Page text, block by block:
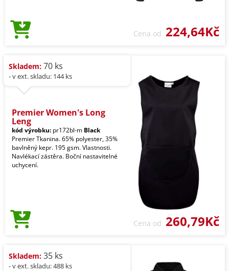
Cena od 224,64Kč
Skladem: 70 ks
- v ext. skladu: 144 ks
Premier Women's Long
Leng
kód výrobku: pr172bl-m Black
Premier Tkanina. 65% polyester, 35%
bavlněný kepr. 195 gsm. Vlastnosti.
Navlékací zástěra. Boční nastavitelné
uchycení.
Cena od 260,79Kč
Skladem: 35 ks
- v ext. skladu: 488 ks